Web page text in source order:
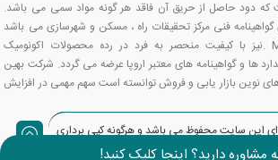
مشاوره دارید؟ اینجا کلیک کنید!
که دود حاصل از حریق آن فاقد هر گونه مواد سمی می باشد.
فنی مرکز تحقیقات راه ، مسکن و شهرسازی می باشد
محصولات MAKROTEKNIK .نیز با کیفیت منحصر به فرد در رده محصولات اکونومیک
ها و گواهینامه های معتبر اروپا عرضه می گردد. شرکت بهین
نوین بازار یابی و فروش توانسته است سهم مهمی در افزایش
این سایت محفوظ می باشد و هرگونه کپی برداری
شامل پیگرد قانونی می باشد.